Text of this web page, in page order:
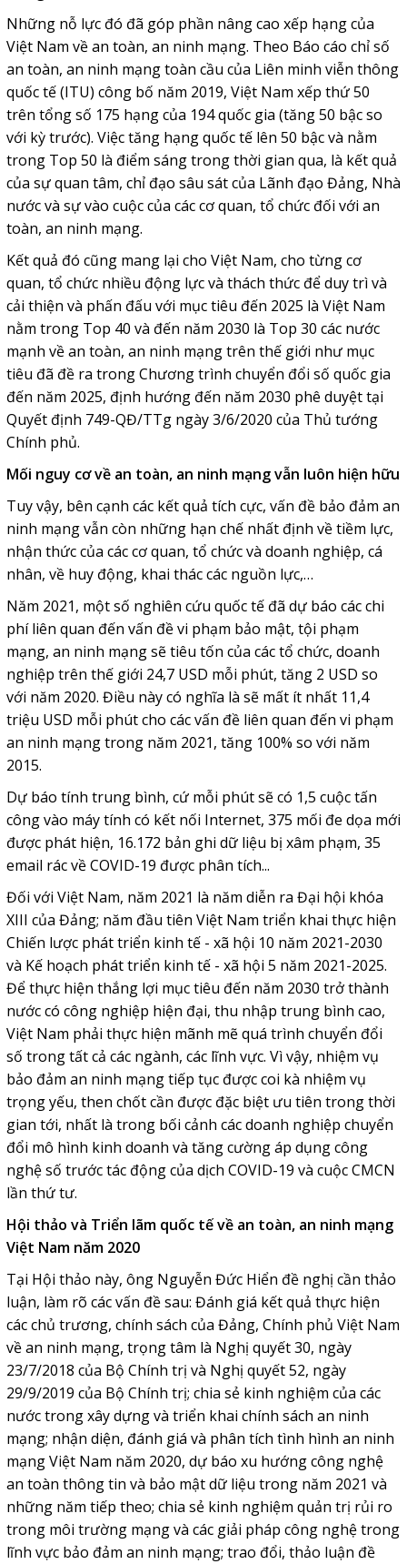
Những nỗ lực đó đã góp phần nâng cao xếp hạng của
Việt Nam về an toàn, an ninh mạng. Theo Báo cáo chỉ số
an toàn, an ninh mạng toàn cầu của Liên minh viễn thông
quốc tế (ITU) công bố năm 2019, Việt Nam xếp thứ 50
trên tổng số 175 hạng của 194 quốc gia (tăng 50 bậc so
với kỳ trước). Việc tăng hạng quốc tế lên 50 bậc và nằm
trong Top 50 là điểm sáng trong thời gian qua, là kết quả
của sự quan tâm, chỉ đạo sâu sát của Lãnh đạo Đảng, Nhà
nước và sự vào cuộc của các cơ quan, tổ chức đối với an
toàn, an ninh mạng.
Kết quả đó cũng mang lại cho Việt Nam, cho từng cơ
quan, tổ chức nhiều động lực và thách thức để duy trì và
cải thiện và phấn đấu với mục tiêu đến 2025 là Việt Nam
nằm trong Top 40 và đến năm 2030 là Top 30 các nước
mạnh về an toàn, an ninh mạng trên thế giới như mục
tiêu đã đề ra trong Chương trình chuyển đổi số quốc gia
đến năm 2025, định hướng đến năm 2030 phê duyệt tại
Quyết định 749-QĐ/TTg ngày 3/6/2020 của Thủ tướng
Chính phủ.
Mối nguy cơ về an toàn, an ninh mạng vẫn luôn hiện hữu
Tuy vậy, bên cạnh các kết quả tích cực, vấn đề bảo đảm an
ninh mạng vẫn còn những hạn chế nhất định về tiềm lực,
nhận thức của các cơ quan, tổ chức và doanh nghiệp, cá
nhân, về huy động, khai thác các nguồn lực,…
Năm 2021, một số nghiên cứu quốc tế đã dự báo các chi
phí liên quan đến vấn đề vi phạm bảo mật, tội phạm
mạng, an ninh mạng sẽ tiêu tốn của các tổ chức, doanh
nghiệp trên thế giới 24,7 USD mỗi phút, tăng 2 USD so
với năm 2020. Điều này có nghĩa là sẽ mất ít nhất 11,4
triệu USD mỗi phút cho các vấn đề liên quan đến vi phạm
an ninh mạng trong năm 2021, tăng 100% so với năm
2015.
Dự báo tính trung bình, cứ mỗi phút sẽ có 1,5 cuộc tấn
công vào máy tính có kết nối Internet, 375 mối đe dọa mới
được phát hiện, 16.172 bản ghi dữ liệu bị xâm phạm, 35
email rác về COVID-19 được phân tích...
Đối với Việt Nam, năm 2021 là năm diễn ra Đại hội khóa
XIII của Đảng; năm đầu tiên Việt Nam triển khai thực hiện
Chiến lược phát triển kinh tế - xã hội 10 năm 2021-2030
và Kế hoạch phát triển kinh tế - xã hội 5 năm 2021-2025.
Để thực hiện thắng lợi mục tiêu đến năm 2030 trở thành
nước có công nghiệp hiện đại, thu nhập trung bình cao,
Việt Nam phải thực hiện mãnh mẽ quá trình chuyển đổi
số trong tất cả các ngành, các lĩnh vực. Vì vậy, nhiệm vụ
bảo đảm an ninh mạng tiếp tục được coi kà nhiệm vụ
trọng yếu, then chốt cần được đặc biệt ưu tiên trong thời
gian tới, nhất là trong bối cảnh các doanh nghiệp chuyển
đổi mô hình kinh doanh và tăng cường áp dụng công
nghệ số trước tác động của dịch COVID-19 và cuộc CMCN
lần thứ tư.
Hội thảo và Triển lãm quốc tế về an toàn, an ninh mạng
Việt Nam năm 2020
Tại Hội thảo này, ông Nguyễn Đức Hiển đề nghị cần thảo
luận, làm rõ các vấn đề sau: Đánh giá kết quả thực hiện
các chủ trương, chính sách của Đảng, Chính phủ Việt Nam
về an ninh mạng, trọng tâm là Nghị quyết 30, ngày
23/7/2018 của Bộ Chính trị và Nghị quyết 52, ngày
29/9/2019 của Bộ Chính trị; chia sẻ kinh nghiệm của các
nước trong xây dựng và triển khai chính sách an ninh
mạng; nhận diện, đánh giá và phân tích tình hình an ninh
mạng Việt Nam năm 2020, dự báo xu hướng công nghệ
an toàn thông tin và bảo mật dữ liệu trong năm 2021 và
những năm tiếp theo; chia sẻ kinh nghiệm quản trị rủi ro
trong môi trường mạng và các giải pháp công nghệ trong
lĩnh vực bảo đảm an ninh mạng; trao đổi, thảo luận đề